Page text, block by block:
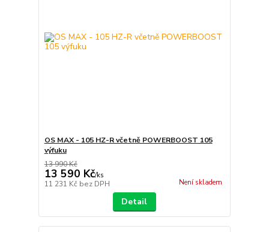
OS MAX - 105 HZ-R včetně POWERBOOST 105
výfuku
13 990 Kč
13 590 Kč/ks
11 231 Kč bez DPH Není skladem
Detail